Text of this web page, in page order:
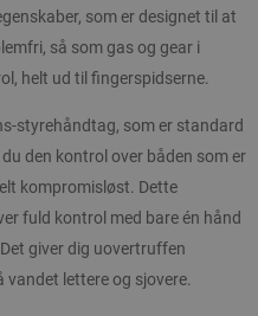
som er designet til at
så som gas og gear i
helt ud til fingerspidserne.
styrehåndtag, som er standard
den kontrol over båden som er
kompromisløst. Dette
fuld kontrol med bare én hånd
giver dig uovertruffen
lettere og sjovere.